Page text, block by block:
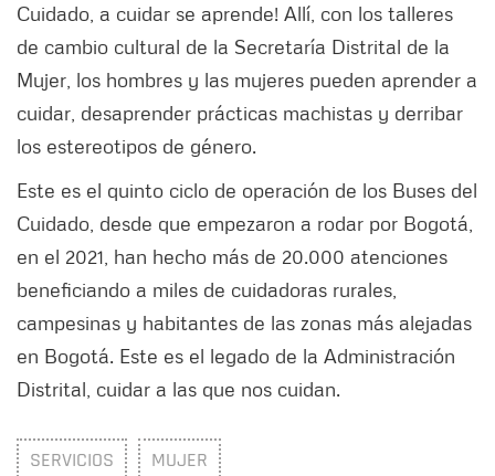
Cuidado, a cuidar se aprende! Allí, con los talleres
de cambio cultural de la Secretaría Distrital de la
Mujer, los hombres y las mujeres pueden aprender a
cuidar, desaprender prácticas machistas y derribar
los estereotipos de género.
Este es el quinto ciclo de operación de los Buses del
Cuidado, desde que empezaron a rodar por Bogotá,
en el 2021, han hecho más de 20.000 atenciones
beneficiando a miles de cuidadoras rurales,
campesinas y habitantes de las zonas más alejadas
en Bogotá. Este es el legado de la Administración
Distrital, cuidar a las que nos cuidan.
SERVICIOS MUJER